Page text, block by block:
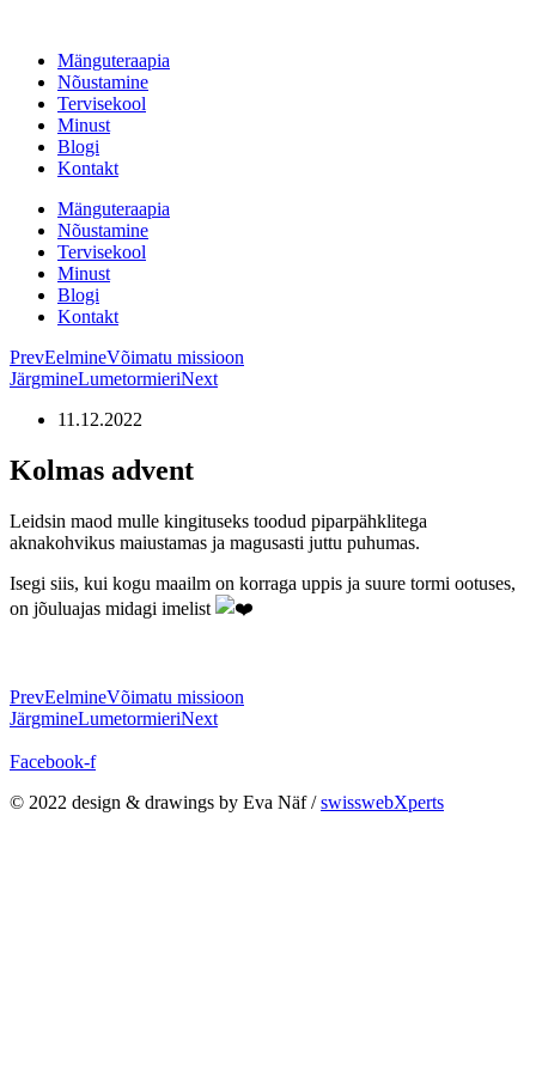
juurde Mänguteraapia
Nõustamine
Tervisekool
Minust
Blogi
Kontakt
Mänguteraapia
Nõustamine
Tervisekool
Minust
Blogi
Kontakt
PrevEelmineVõimatu missioon
JärgmineLumetormieriNext
11.12.2022
Kolmas advent
Leidsin maod mulle kingituseks toodud piparpähklitega
aknakohvikus maiustamas ja magusasti juttu puhumas.
Isegi siis, kui kogu maailm on korraga uppis ja suure tormi ootuses,
on jõuluajas midagi imelist
PrevEelmineVõimatu missioon
JärgmineLumetormieriNext
Facebook-f
© 2022 design & drawings by Eva Näf /swisswebXperts